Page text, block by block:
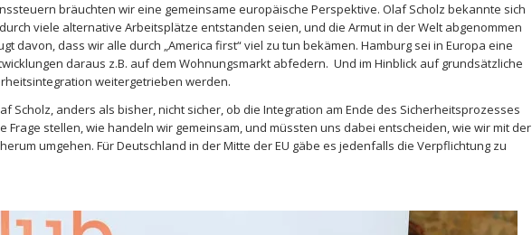
bräuchten wir eine gemeinsame europäische Perspektive. Olaf Scholz bekannte sich
viele alternative Arbeitsplätze entstanden seien, und die Armut in der Welt abgenommen
davon, dass wir alle durch „America first“ viel zu tun bekämen. Hamburg sei in Europa eine
daraus z.B. auf dem Wohnungsmarkt abfedern. Und im Hinblick auf grundsätzliche
weitergetrieben werden.
Scholz, anders als bisher, nicht sicher, ob die Integration am Ende des Sicherheitsprozesses
Frage stellen, wie handeln wir gemeinsam, und müssten uns dabei entscheiden, wie wir mit der
umgehen. Für Deutschland in der Mitte der EU gäbe es jedenfalls die Verpflichtung zu